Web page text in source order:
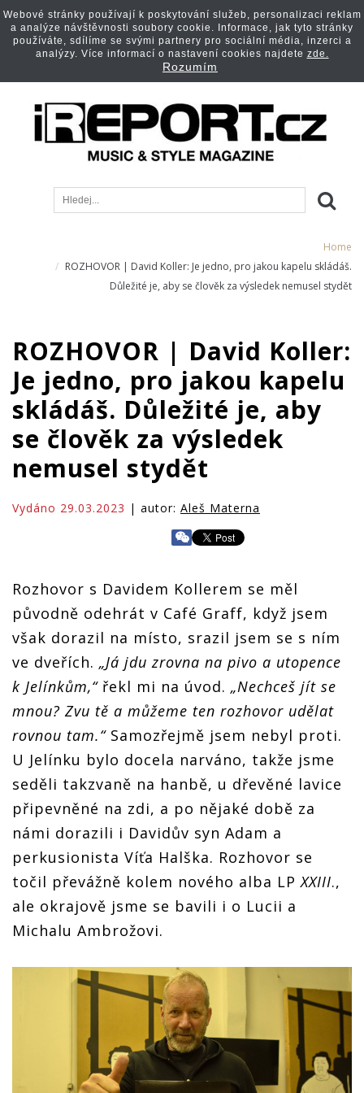
Home
ROZHOVOR | David Koller: Je jedno, pro jakou kapelu skládáš.
Důležité je, aby se člověk za výsledek nemusel stydět
ROZHOVOR | David Koller:
Je jedno, pro jakou kapelu
skládáš. Důležité je, aby
se člověk za výsledek
nemusel stydět
Vydáno 29.03.2023 | autor: Aleš Materna
Rozhovor s Davidem Kollerem se měl
původně odehrát v Café Graff, když jsem
však dorazil na místo, srazil jsem se s ním
ve dveřích. „Já jdu zrovna na pivo a utopence
k Jelínkům,“řekl mi na úvod. „Nechceš jít se
mnou? Zvu tě a můžeme ten rozhovor udělat
rovnou tam.“Samozřejmě jsem nebyl proti.
U Jelínku bylo docela narváno, takže jsme
seděli takzvaně na hanbě, u dřevěné lavice
připevněné na zdi, a po nějaké době za
námi dorazili i Davidův syn Adam a
perkusionista Víťa Halška. Rozhovor se
točil převážně kolem nového alba LPXXIII.,
ale okrajově jsme se bavili i o Lucii a
Michalu Ambrožovi.
Webové stránky používají k poskytování služeb, personalizaci reklam
a analýze návštěvnosti soubory cookie. Informace, jak tyto stránky
používáte, sdílíme se svými partnery pro sociální média, inzerci a
analýzy. Více informací o nastavení cookies najdete zde.
Rozumím